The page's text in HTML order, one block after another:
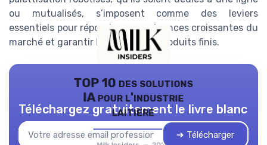
ou mutualisés, s’imposent comme des leviers
essentiels pour répondre aux exigences croissantes du
marché et garantir la qualité des produits finis.
TOP 10 des solutions
IA pour l'industrie
laitière
Téléchargez gratuitement le livre blanc
➔ Télécharger